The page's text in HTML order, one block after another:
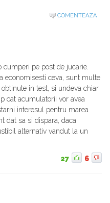
COMENTEAZA
cumperi pe post de jucarie.
economisesti ceva, sunt multe
in test, si undeva chiar
cat acumulatorii vor avea
interesul pentru marea
dat sa si dispara, daca
alternativ vandut la un
27 6